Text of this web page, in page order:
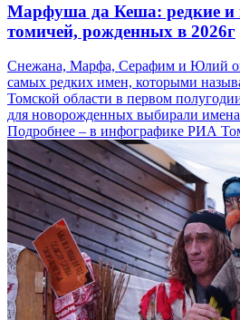
Марфуша да Кеша: редкие и
томичей, рожденных в 2026г
Снежана, Марфа, Серафим и Юлий
самых редких имен, которыми
Томской области в первом
для новорожденных выбирали
Подробнее – в инфографике РИА